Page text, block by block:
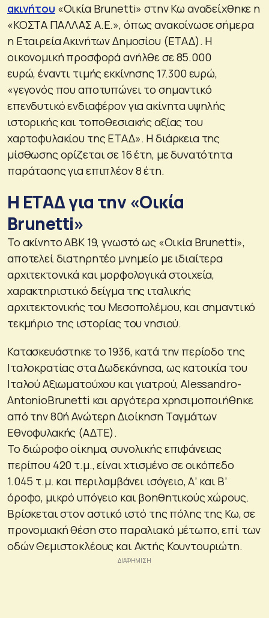
ακινήτου «Οικία Brunetti» στην Κω αναδείχθηκε η
«ΚΟΣΤΑ ΠΑΛΛΑΣ Α.Ε.», όπως ανακοίνωσε σήμερα
η Εταιρεία Ακινήτων Δημοσίου (ΕΤΑΔ). Η
οικονομική προσφορά ανήλθε σε 85.000
ευρώ, έναντι τιμής εκκίνησης 17.300 ευρώ,
«γεγονός που αποτυπώνει το σημαντικό
επενδυτικό ενδιαφέρον για ακίνητα υψηλής
ιστορικής και τοποθεσιακής αξίας του
χαρτοφυλακίου της ΕΤΑΔ». Η διάρκεια της
μίσθωσης ορίζεται σε 16 έτη, με δυνατότητα
παράτασης για επιπλέον 8 έτη.
Η ΕΤΑΔ για την «Οικία
Brunetti»
Το ακίνητο ΑΒΚ 19, γνωστό ως «Οικία Brunetti»,
αποτελεί διατηρητέο μνημείο με ιδιαίτερα
αρχιτεκτονικά και μορφολογικά στοιχεία,
χαρακτηριστικό δείγμα της ιταλικής
αρχιτεκτονικής του Μεσοπολέμου, και σημαντικό
τεκμήριο της ιστορίας του νησιού.
Κατασκευάστηκε το 1936, κατά την περίοδο της
Ιταλοκρατίας στα Δωδεκάνησα, ως κατοικία του
Ιταλού Αξιωματούχου και γιατρού, Αlessandro-
AntonioΒrunetti και αργότερα χρησιμοποιήθηκε
από την 80ή Ανώτερη Διοίκηση Ταγμάτων
Εθνοφυλακής (ΑΔΤΕ).
Το διώροφο οίκημα, συνολικής επιφάνειας
περίπου 420 τ.μ., είναι χτισμένο σε οικόπεδο
1.045 τ.μ. και περιλαμβάνει ισόγειο, Α’ και Β’
όροφο, μικρό υπόγειο και βοηθητικούς χώρους.
Βρίσκεται στον αστικό ιστό της πόλης της Κω, σε
προνομιακή θέση στο παραλιακό μέτωπο, επί των
οδών Θεμιστοκλέους και Ακτής Κουντουριώτη.